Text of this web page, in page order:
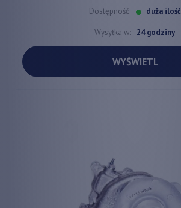
Dostępność: duża ilość
Wysyłka w: 24 godziny
WYŚWIETL